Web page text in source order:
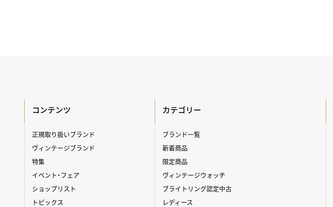
コンテンツ
正規取り扱いブランド
ヴィンテージブランド
特集
イベント・フェア
ショップリスト
トピックス
カテゴリー
ブランド一覧
新着商品
限定商品
ヴィンテージウォッチ
ブライトリング認定中古
レディース